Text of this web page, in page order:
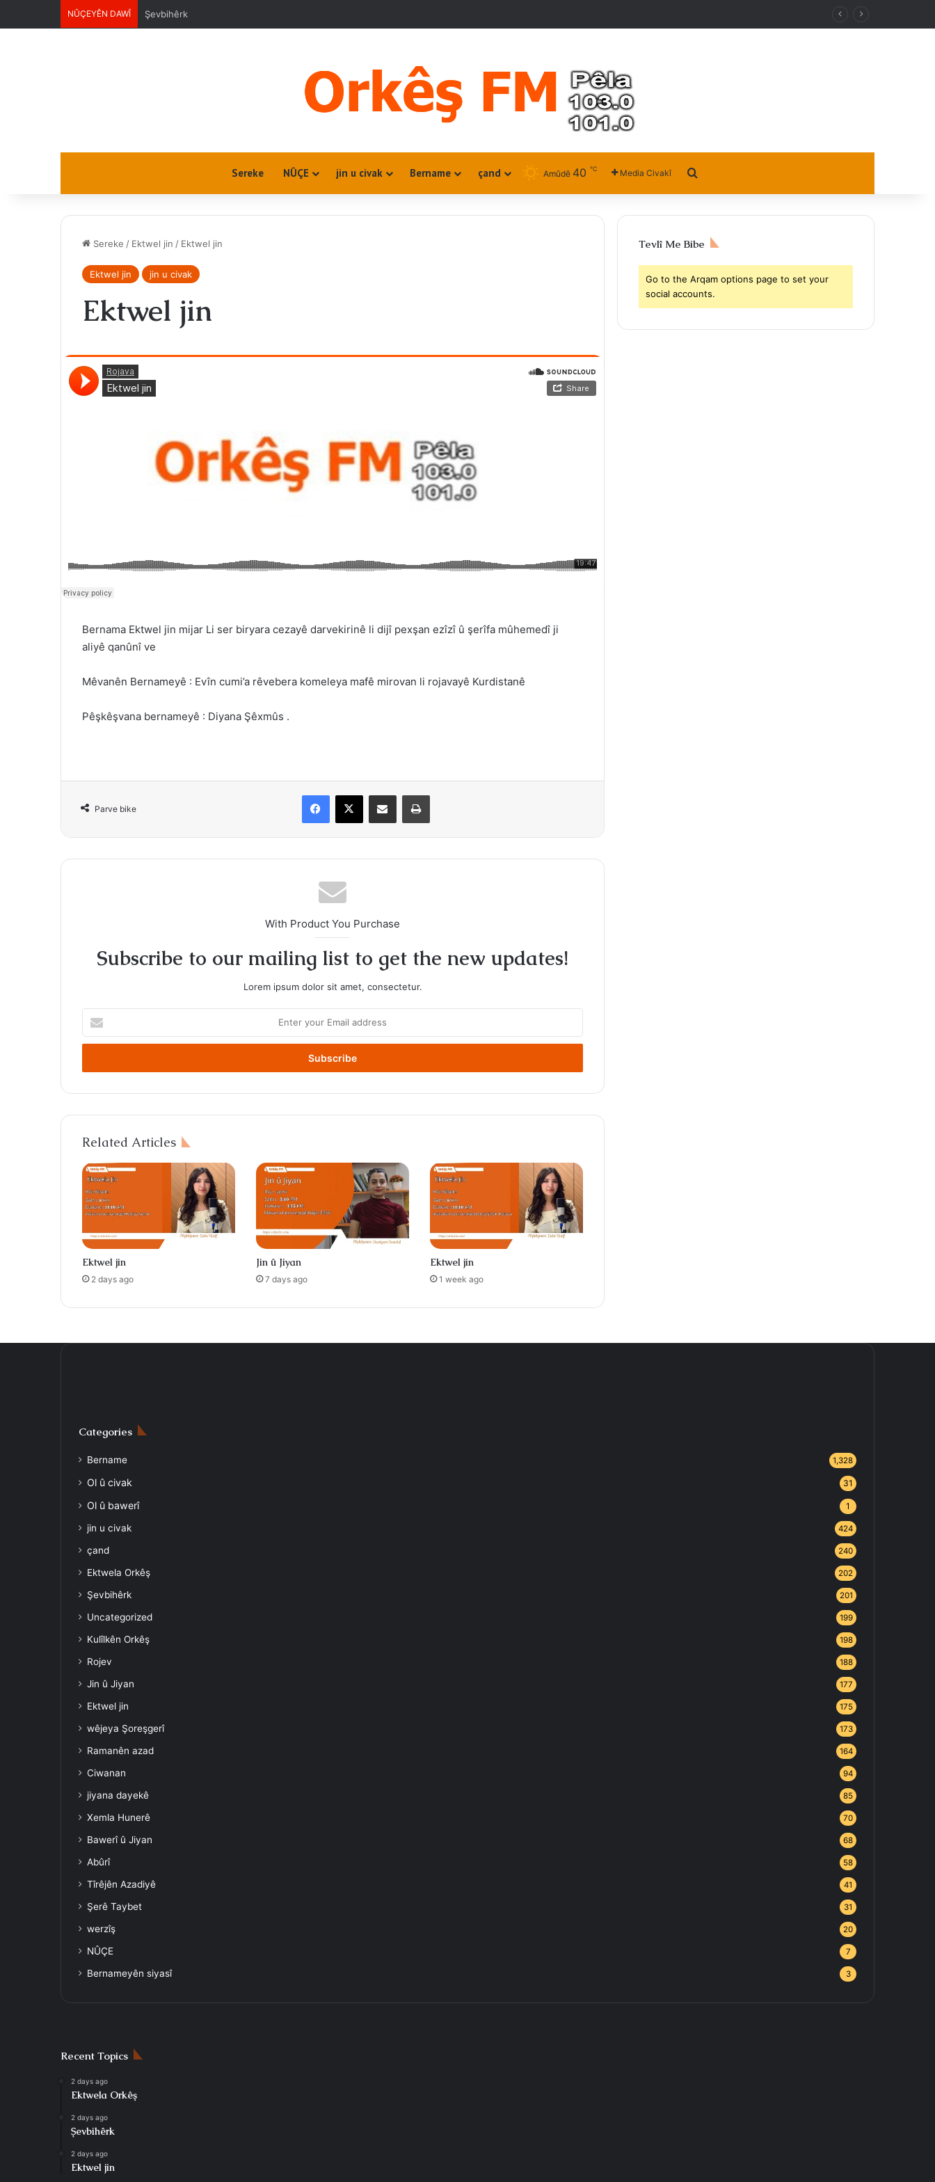
NÛÇEYÊN DAWÎ Ektwel jin
Sereke NÛÇE jin u civak Bername çand Amûdê 40 ℃ Media Civakî
Sereke / Ektwel jin / Ektwel jin
Ektwel jin jin u civak
Ektwel jin
Bernama Ektwel jin mijar Li ser biryara cezayê darvekirinê li dijî pexşan ezîzî û şerîfa mûhemedî ji
aliyê qanûnî ve
Mêvanên Bernameyê : Evîn cumi’a rêvebera komeleya mafê mirovan li rojavayê Kurdistanê
Pêşkêşvana bernameyê : Diyana Şêxmûs .
Parve bike
Facebook
X Share via Email Print
With Product You Purchase
Subscribe to our mailing list to get the new updates!
Lorem ipsum dolor sit amet, consectetur.
your
Email
Related Articles
Ektwel jin
2 days ago
Jin û Jiyan
7 days ago
Ektwel jin
1 week ago
Tevlî Me Bibe
Go to the Arqam options page to set your
social accounts.
Categories
Bername 1,328
Ol û civak 31
Ol û bawerî 1
jin u civak 424
çand 240
Ektwela Orkêş 202
Şevbihêrk 201
Uncategorized 199
Kulîlkên Orkêş 198
Rojev 188
Jin û Jiyan 177
Ektwel jin 175
wêjeya Şoreşgerî 173
Ramanên azad 164
Ciwanan 94
jiyana dayekê 85
Xemla Hunerê 70
Bawerî û Jiyan 68
Abûrî 58
Tîrêjên Azadiyê 41
Şerê Taybet 31
werzîş 20
NÛÇE 7
Bernameyên siyasî 3
Recent Topics
2 days ago
Ektwela Orkêş
2 days ago
Şevbihêrk
2 days ago
Ektwel jin